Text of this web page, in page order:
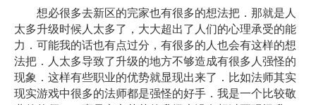
想必很多去新区的完家也有很多的想法把．那就是人
太多升级时候人太多了，大大超出了人们的心理承受的能
力．可能我的话也有点过分，有很多的人也会有这样的想
法把．人太多导致了升级的地方不够造成有很多人强怪的
现象．这样有些职业的优势就显现出来了．比如法师其实
现实游戏中很多的法师都是强怪的好手．我是一个比较敬